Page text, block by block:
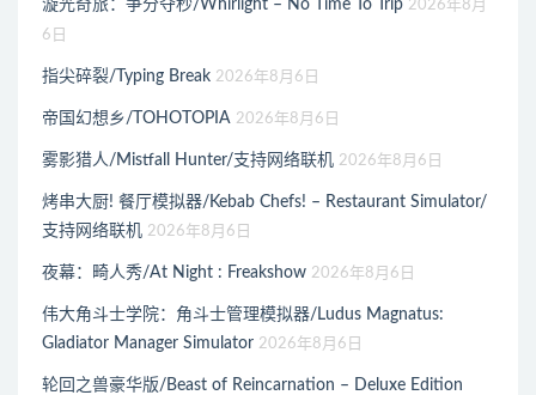
漩光奇旅：争分夺秒/Whirlight – No Time To Trip 2026年8月
6日
指尖碎裂/Typing Break 2026年8月6日
帝国幻想乡/TOHOTOPIA 2026年8月6日
雾影猎人/Mistfall Hunter/支持网络联机 2026年8月6日
烤串大厨! 餐厅模拟器/Kebab Chefs! – Restaurant Simulator/
支持网络联机 2026年8月6日
夜幕：畸人秀/At Night : Freakshow 2026年8月6日
伟大角斗士学院：角斗士管理模拟器/Ludus Magnatus:
Gladiator Manager Simulator 2026年8月6日
轮回之兽豪华版/Beast of Reincarnation – Deluxe Edition